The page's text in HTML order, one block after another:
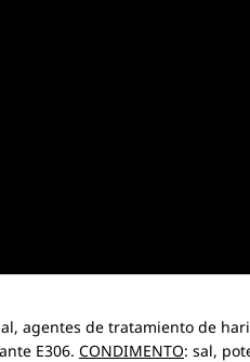
agentes de tratamiento de
E306. CONDIMENTO: sal,